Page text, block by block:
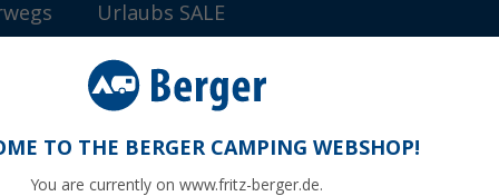
Urlaubs SALE
Ravello Alu-Rolltisch 141 x 70 cm
TO THE BERGER CAMPING WEBSHOP!
You are currently on www.fritz-berger.de.